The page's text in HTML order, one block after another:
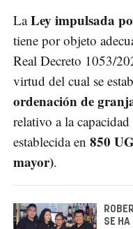
LaLey impulsada
tiene por objeto
Real Decreto 1053/
virtud del cual se
ordenación de
relativo a la
establecida en 850
mayor).
SE HA